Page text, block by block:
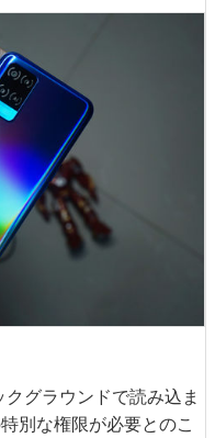
グラウンドで読み込ま
別な権限が必要とのこ